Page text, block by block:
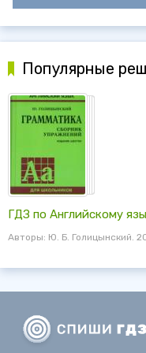
Популярные
ГДЗ по Английскому
Авторы: Ю. Б. Голицынский.